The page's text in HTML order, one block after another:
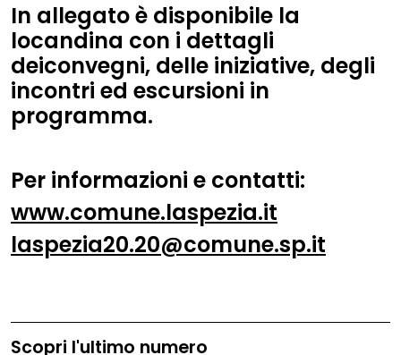
In allegatoè disponibile la
locandina con i dettagli
deiconvegni, delle iniziative, degli
incontri ed escursioni in
programma.
Per informazioni e contatti:
www.comune.laspezia.it
laspezia20.20@comune.sp.it
Scopri l'ultimo numero